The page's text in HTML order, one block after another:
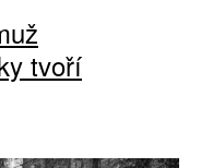
tvoří